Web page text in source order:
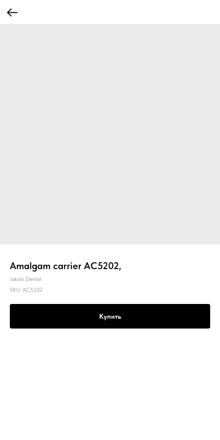
Amalgam carrier AC5202,
Jakobi Dental
SKU: AC5202
Купить